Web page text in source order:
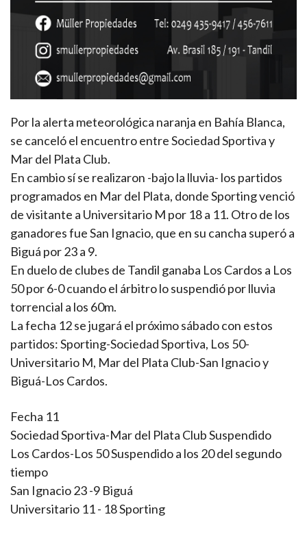
Por la alerta meteorológica naranja en Bahía Blanca,
se canceló el encuentro entre Sociedad Sportiva y
Mar del Plata Club.
En cambio sí se realizaron -bajo la lluvia- los partidos
programados en Mar del Plata, donde Sporting venció
de visitante a Universitario M por 18 a 11. Otro de los
ganadores fue San Ignacio, que en su cancha superó a
Biguá por 23 a 9.
En duelo de clubes de Tandil ganaba Los Cardos a Los
50 por 6-0 cuando el árbitro lo suspendió por lluvia
torrencial a los 60m.
La fecha 12 se jugará el próximo sábado con estos
partidos: Sporting-Sociedad Sportiva, Los 50-
Universitario M, Mar del Plata Club-San Ignacio y
Biguá-Los Cardos.
Fecha 11
Sociedad Sportiva-Mar del Plata Club Suspendido
Los Cardos-Los 50 Suspendido a los 20 del segundo
tiempo
San Ignacio 23 -9 Biguá
Universitario 11 - 18 Sporting